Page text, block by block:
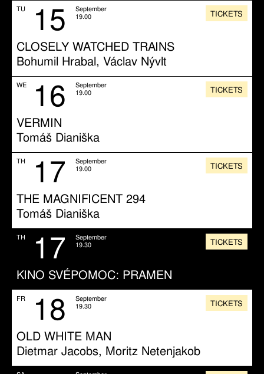
TU 15
September
19.00
CLOSELY WATCHED TRAINS
Bohumil Hrabal, Václav Nývlt
TICKETS
WE 16
September
19.00
VERMIN
Tomáš Dianiška
TICKETS
TH 17
September
19.00
THE MAGNIFICENT 294
Tomáš Dianiška
TICKETS
TH 17
September
19.30
KINO SVÉPOMOC: PRAMEN
TICKETS
FR 18
September
19.30
OLD WHITE MAN
Dietmar Jacobs, Moritz Netenjakob
TICKETS